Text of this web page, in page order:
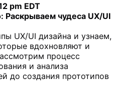
pm EDT
Раскрываем чудеса UX/UI
UX/UI дизайна и узнаем,
вдохновляют и
процесс
и анализа
до создания прототипов